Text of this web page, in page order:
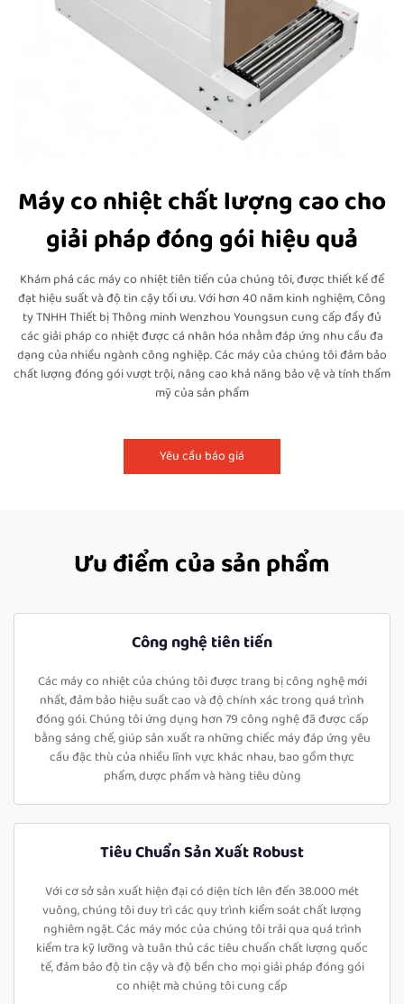
Máy co nhiệt chất lượng cao cho
giải pháp đóng gói hiệu quả
Khám phá các máy co nhiệt tiên tiến của chúng tôi, được thiết kế để
đạt hiệu suất và độ tin cậy tối ưu. Với hơn 40 năm kinh nghiệm, Công
ty TNHH Thiết bị Thông minh Wenzhou Youngsun cung cấp đầy đủ
các giải pháp co nhiệt được cá nhân hóa nhằm đáp ứng nhu cầu đa
dạng của nhiều ngành công nghiệp. Các máy của chúng tôi đảm bảo
chất lượng đóng gói vượt trội, nâng cao khả năng bảo vệ và tính thẩm
mỹ của sản phẩm
Yêu cầu báo giá
Ưu điểm của sản phẩm
Công nghệ tiên tiến
Các máy co nhiệt của chúng tôi được trang bị công nghệ mới
nhất, đảm bảo hiệu suất cao và độ chính xác trong quá trình
đóng gói. Chúng tôi ứng dụng hơn 79 công nghệ đã được cấp
bằng sáng chế, giúp sản xuất ra những chiếc máy đáp ứng yêu
cầu đặc thù của nhiều lĩnh vực khác nhau, bao gồm thực
phẩm, dược phẩm và hàng tiêu dùng
Tiêu Chuẩn Sản Xuất Robust
Với cơ sở sản xuất hiện đại có diện tích lên đến 38.000 mét
vuông, chúng tôi duy trì các quy trình kiểm soát chất lượng
nghiêm ngặt. Các máy móc của chúng tôi trải qua quá trình
kiểm tra kỹ lưỡng và tuân thủ các tiêu chuẩn chất lượng quốc
tế, đảm bảo độ tin cậy và độ bền cho mọi giải pháp đóng gói
co nhiệt mà chúng tôi cung cấp